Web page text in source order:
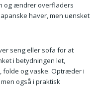
og ændrer overfladers
haver, men uønsket
seng eller sofa for at
i betydningen let,
folde og vaske. Optræder i
også i praktisk